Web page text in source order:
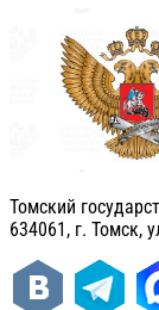
Томский
634061, г. Томск,